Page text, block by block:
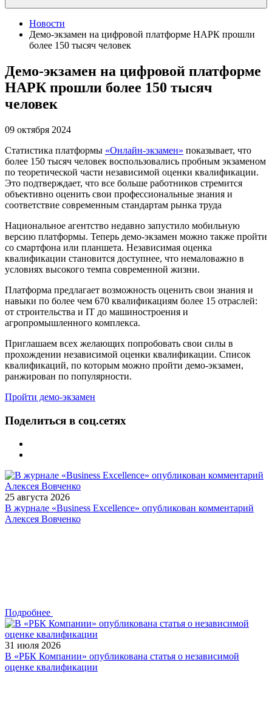
Новости
Демо-экзамен на цифровой платформе НАРК прошли
более 150 тысяч человек
Демо-экзамен на цифровой платформе
НАРК прошли более 150 тысяч
человек
09 октября 2024
Статистика платформы «Онлайн-экзамен» показывает, что
более 150 тысяч человек воспользовались пробным экзаменом
по теоретической части независимой оценки квалификации.
Это подтверждает, что все больше работников стремится
объективно оценить свои профессиональные знания и
соответствие современным стандартам рынка труда
Национальное агентство недавно запустило мобильную
версию платформы. Теперь демо-экзамен можно также пройти
со смартфона или планшета. Независимая оценка
квалификации становится доступнее, что немаловажно в
условиях высокого темпа современной жизни.
Платформа предлагает возможность оценить свои знания и
навыки по более чем 670 квалификациям более 15 отраслей:
от строительства и IT до машиностроения и
агропромышленного комплекса.
Приглашаем всех желающих попробовать свои силы в
прохождении независимой оценки квалификации. Список
квалификаций, по которым можно пройти демо-экзамен,
ранжирован по популярности.
Пройти демо-экзамен
Поделиться в соц.сетях
25 августа 2026
В журнале «Business Excellence» опубликован комментарий
Алексея Вовченко
Подробнее
31 июля 2026
В «РБК Компании» опубликована статья о независимой
оценке квалификации